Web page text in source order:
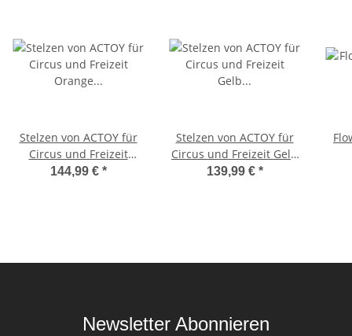
Stelzen von ACTOY für
Circus und Freizeit
Orange für große
144,99 € *
Stelzen von ACTOY für
Circus und Freizeit Gelb
für 8 bis 14 Jährige, bis
139,99 € *
Newsletter Abonnieren